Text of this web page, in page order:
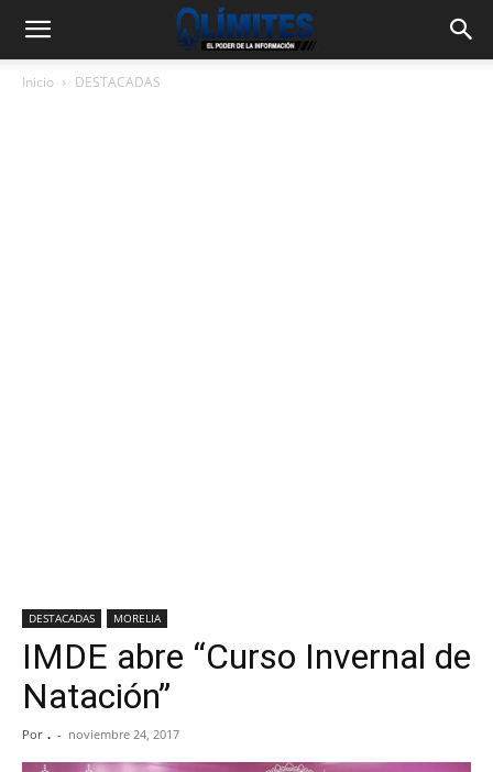
Inicio DESTACADAS
DESTACADAS MORELIA
IMDE abre “Curso Invernal de
Natación”
Por . - noviembre 24, 2017